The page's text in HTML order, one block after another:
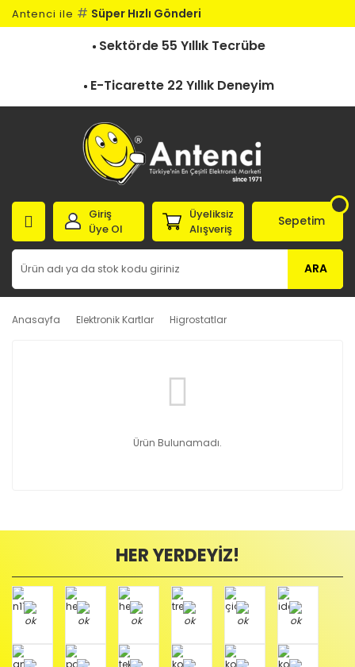
Antenci ile # Süper Hızlı Gönderi
Sektörde 55 Yıllık Tecrübe
E-Ticarette 22 Yıllık Deneyim
ARA
Giriş
Üye Ol
Üyeliksiz
Alışveriş
Sepetim
Anasayfa Elektronik Kartlar Higrostatlar
Ürün Bulunamadı.
HER YERDEYİZ!